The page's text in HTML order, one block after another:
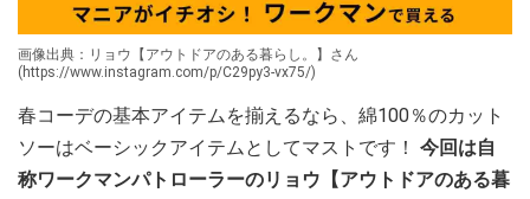
画像出典：リョウ【アウトドアのある暮らし。】さん
(https://www.instagram.com/p/C29py3-vx75/)
春コーデの基本アイテムを揃えるなら、綿100％のカット
ソーはベーシックアイテムとしてマストです！ 今回は自
称ワークマンパトローラーのリョウ【アウトドアのある暮